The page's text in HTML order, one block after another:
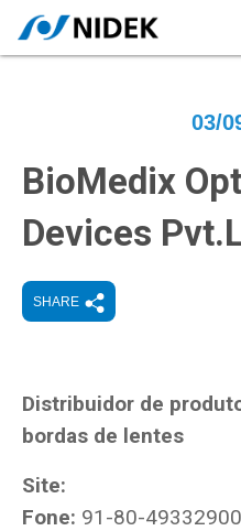
03/
BioMedix
Devices
SHARE
Distribuidor de
bordas de lentes
Site:
Fone: 91-80-49332900